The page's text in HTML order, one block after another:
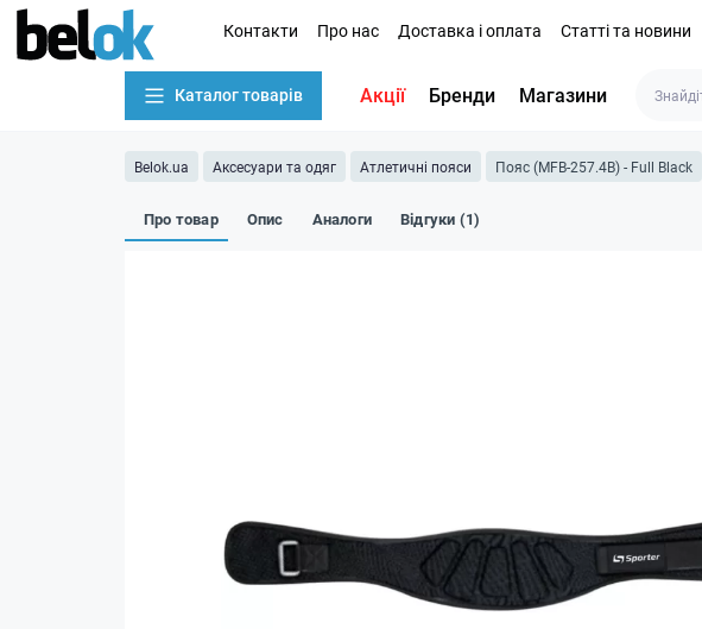
Контакти Про нас Доставка і оплата Статті та новини
Каталог товарів Акції Бренди Магазини
Belok.ua Аксесуари та одяг Атлетичні пояси Пояс (MFB-257.4B) - Full Black
Про товар Опис Аналоги Відгуки (1)